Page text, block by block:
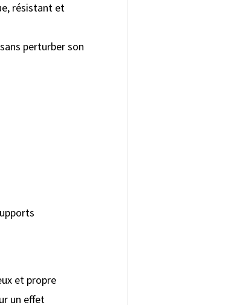
résistant et
perturber son
et propre
un effet